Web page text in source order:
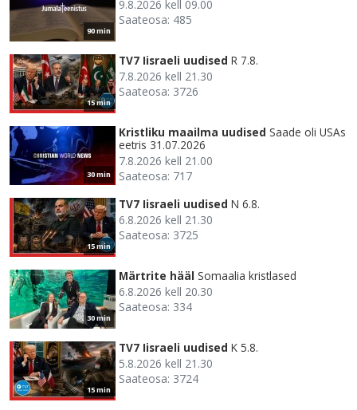
90 min
9.8.2026 kell 09.00
Saateosa: 485
15 min
TV7 Iisraeli uudised R 7.8.
7.8.2026 kell 21.30
Saateosa: 3726
30 min
Kristliku maailma uudised Saade oli USAs
eetris 31.07.2026
7.8.2026 kell 21.00
Saateosa: 717
15 min
TV7 Iisraeli uudised N 6.8.
6.8.2026 kell 21.30
Saateosa: 3725
30 min
Märtrite hääl Somaalia kristlased
6.8.2026 kell 20.30
Saateosa: 334
15 min
TV7 Iisraeli uudised K 5.8.
5.8.2026 kell 21.30
Saateosa: 3724